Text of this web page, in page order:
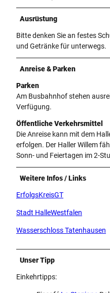
Ausrüstung
Bitte denken Sie an festes
und Getränke für unterwegs.
Anreise & Parken
Parken
Am Busbahnhof stehen
Verfügung.
Öffentliche Verkehrsmittel
Die Anreise kann mit dem
erfolgen. Der Haller Willem
Sonn- und Feiertagen im 2-
Weitere Infos / Links
ErfolgsKreisGT
Stadt HalleWestfalen
Wasserschloss Tatenhausen
Unser Tipp
Einkehrtipps: